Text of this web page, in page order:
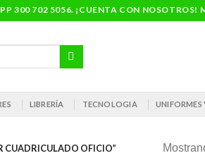
300 702 5056. ¡CUENTA CON NOSOTROS!
LIBRERÍA TECNOLOGIA
CUADRICULADO OFICIO”